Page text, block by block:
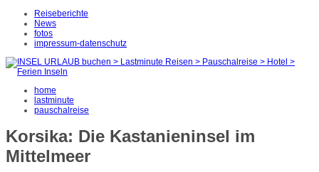
Reiseberichte
News
fotos
impressum-datenschutz
home
lastminute
pauschalreise
Korsika: Die Kastanieninsel im
Mittelmeer